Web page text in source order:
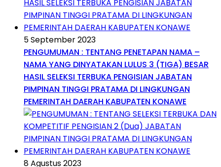
5 September 2023
PENGUMUMAN : TENTANG PENETAPAN NAMA –
NAMA YANG DINYATAKAN LULUS 3 (TIGA) BESAR
HASIL SELEKSI TERBUKA PENGISIAN JABATAN
PIMPINAN TINGGI PRATAMA DI LINGKUNGAN
PEMERINTAH DAERAH KABUPATEN KONAWE
8 Agustus 2023